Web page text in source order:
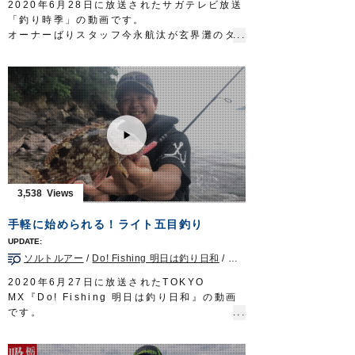
2020年6月28日に放送されたサガテレビ放送
「釣り時季」の動画です。
オーナーばりスタッフ今永航汰が玄界灘のタ
セオリー道理の釣り方が通じない厳しい状況
下にもかかわらず、軽いヘッドのキャスティ
ングで次々に良型マダイを引き出していきま
す。
■取材協力…福岡県福岡市/マリブエクスプロ
ーラー様
■使用アイテム
・チェンジアップヘッド35～60g
・チェンジストッパー
・チェンジアップ交換鈎
・チェンジスカート
釣り時季 サガテレビ毎週日曜日朝5時30分
～6時放送 https://turitoki.com/
OWNERMOVIE http://ownertv.jp/
オーナーばりwebsite
http://www.owner.co.jp
3,538
手軽に始められる！ライト五目釣り
ソルトルアー / Do! Fishing 明日は釣り日和 /
2020年6月27日に放送されたTOKYO
MX『Do! Fishing 明日は釣り日和』の動画
です。
頃から釣りに親しんできた渡邉長士さんが、